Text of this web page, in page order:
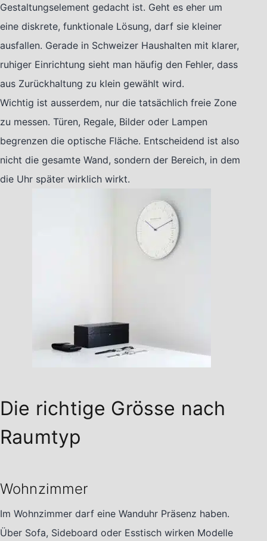
Gestaltungselement gedacht ist. Geht es eher um
eine diskrete, funktionale Lösung, darf sie kleiner
ausfallen. Gerade in Schweizer Haushalten mit klarer,
ruhiger Einrichtung sieht man häufig den Fehler, dass
aus Zurückhaltung zu klein gewählt wird.
Wichtig ist ausserdem, nur die tatsächlich freie Zone
zu messen. Türen, Regale, Bilder oder Lampen
begrenzen die optische Fläche. Entscheidend ist also
nicht die gesamte Wand, sondern der Bereich, in dem
die Uhr später wirklich wirkt.
Die richtige Grösse nach
Raumtyp
Wohnzimmer
Im Wohnzimmer darf eine Wanduhr Präsenz haben.
Über Sofa, Sideboard oder Esstisch wirken Modelle